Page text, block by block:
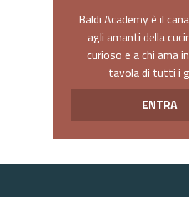
Baldi Academy è il
agli amanti della
curioso e a chi ama
tavola di tutti i
ENTRA